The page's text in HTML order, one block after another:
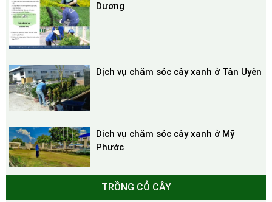
Dương
Dịch vụ chăm sóc cây xanh ở Tân Uyên
Dịch vụ chăm sóc cây xanh ở Mỹ
Phước
TRỒNG CỎ CÂY